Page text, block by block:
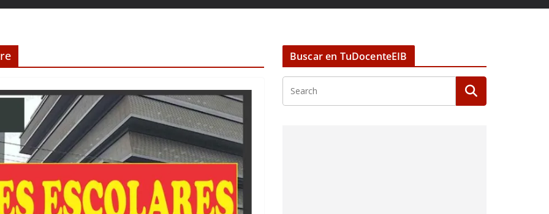
Buscar en TuDocenteEIB